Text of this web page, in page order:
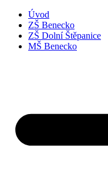
Úvod
ZŠ Benecko
ZŠ Dolní Štěpanice
MŠ Benecko